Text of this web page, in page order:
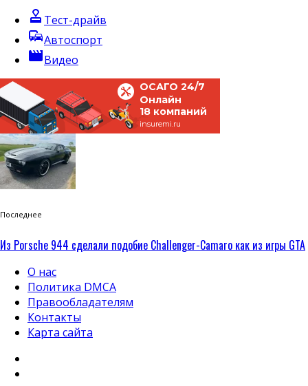
approval Тест-драйв
commuteАвтоспорт
movieВидео
ОСАГО 24/7
Онлайн
18 компаний
insuremi.ru
Последнее
Из Porsche 944 сделали подобие Challenger-Camaro как из игры GTA
О нас
Политика DMCA
Правообладателям
Контакты
Карта сайта